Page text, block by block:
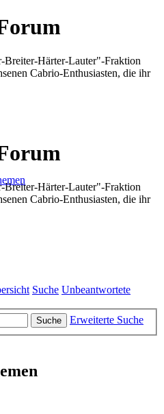
Härter-Lauter"-Fraktion
Cabrio-Enthusiasten, die ihr
Härter-Lauter"-Fraktion
Cabrio-Enthusiasten, die ihr
Suche Unbeantwortete
Suche
Erweiterte Suche